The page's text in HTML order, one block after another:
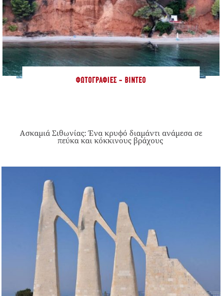
ΦΩΤΟΓΡΑΦΊΕΣ - ΒΊΝΤΕΟ
Ασκαμιά Σιθωνίας: Ένα κρυφό διαμάντι ανάμεσα σε
πεύκα και κόκκινους βράχους